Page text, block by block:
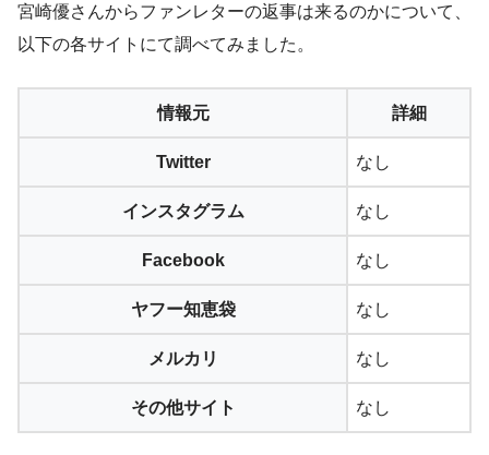
宮崎優さんからファンレターの返事は来るのかについて、
以下の各サイトにて調べてみました。
情報元 詳細
Twitter なし
インスタグラム なし
Facebook なし
ヤフー知恵袋 なし
メルカリ なし
その他サイト なし